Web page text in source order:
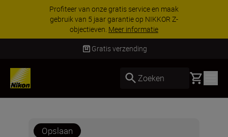
Profiteer van onze gratis service en maak
gebruik van 5 jaar garantie op NIKKOR Z-
objectieven. Meer informatie
Gratis verzending
Zoeken Basket
Opslaan